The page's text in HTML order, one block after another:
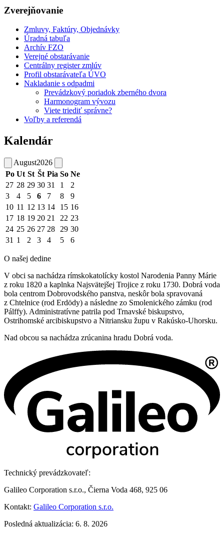
Zverejňovanie
Zmluvy, Faktúry, Objednávky
Úradná tabuľa
Archív FZO
Verejné obstarávanie
Centrálny register zmlúv
Profil obstarávateľa ÚVO
Nakladanie s odpadmi
Prevádzkový poriadok zberného dvora
Harmonogram vývozu
Viete triediť správne?
Voľby a referendá
Kalendár
August2026
Po Ut St Št Pia So Ne
27 28 29 30 31 1
2
3
4 5 6 7 8
9
10 11 12 13 14 15 16
17 18 19 20 21 22 23
24 25 26 27 28 29 30
31 1 2 3 4 5 6
O našej dedine
V obci sa nachádza rímskokatolícky kostol Narodenia Panny Márie
z roku 1820 a kaplnka Najsvätejšej Trojice z roku 1730. Dobrá voda
bola centrom Dobrovodského panstva, neskôr bola spravovaná
z Chtelnice (rod Erdödy) a následne zo Smolenického zámku (rod
Pálffy). Administratívne patrila pod Trnavské biskupstvo,
Ostrihomské arcibiskupstvo a Nitriansku župu v Rakúsko-Uhorsku.
Nad obcou sa nachádza zrúcanina hradu Dobrá voda.
Technický prevádzkovateľ:
Galileo Corporation s.r.o., Čierna Voda 468, 925 06
Kontakt: Galileo Corporation s.r.o.
Posledná aktualizácia: 6. 8. 2026